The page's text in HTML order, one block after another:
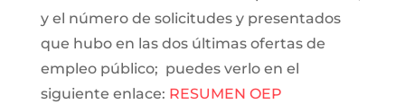
y el número de solicitudes y presentados
que hubo en las dos últimas ofertas de
empleo público; puedes verlo en el
siguiente enlace: RESUMEN OEP